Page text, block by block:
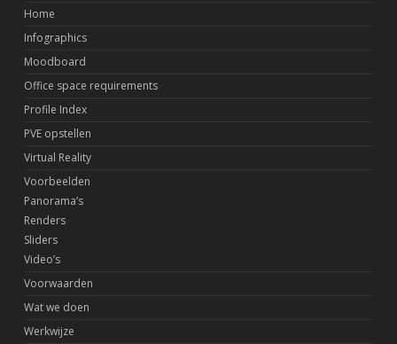
Home
Infographics
Moodboard
Office space requirements
Profile Index
PVE opstellen
Virtual Reality
Voorbeelden
Panorama’s
Renders
Sliders
Video’s
Voorwaarden
Wat we doen
Werkwijze